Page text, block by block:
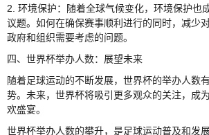
2. 环境保护：随着全球气候变化，环境保护也
议题。如何在确保赛事顺利进行的同时，减少
政府和组织需要考虑的问题。
四、世界杯举办人数：展望未来
随着足球运动的不断发展，世界杯的举办人数
势。未来，世界杯将吸引更多观众的关注，成
欢盛宴。
世界杯举办人数的攀升，是足球运动普及和发